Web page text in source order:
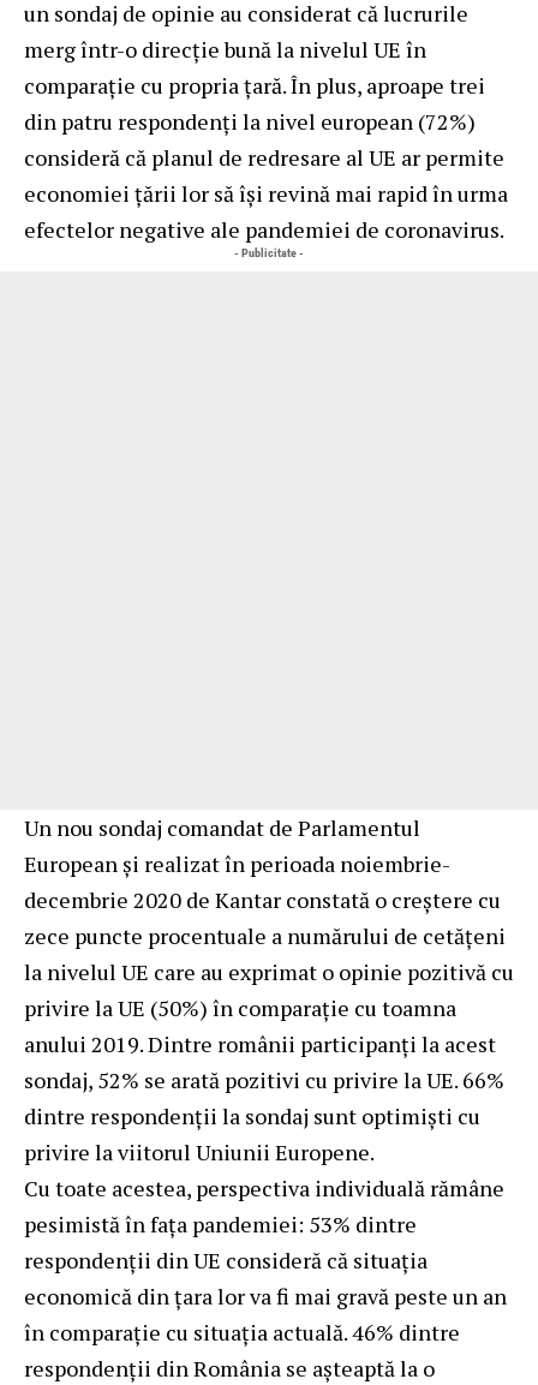
un sondaj de opinie au considerat că lucrurile
merg într-o direcție bună la nivelul UE în
comparație cu propria ţară. În plus, aproape trei
din patru respondenți la nivel european (72%)
consideră că planul de redresare al UE ar permite
economiei ţării lor să își revină mai rapid în urma
efectelor negative ale pandemiei de coronavirus.
- Publicitate -
Un nou sondaj comandat de Parlamentul
European și realizat în perioada noiembrie-
decembrie 2020 de Kantar constată o creștere cu
zece puncte procentuale a numărului de cetăţeni
la nivelul UE care au exprimat o opinie pozitivă cu
privire la UE (50%) în comparație cu toamna
anului 2019. Dintre românii participanți la acest
sondaj, 52% se arată pozitivi cu privire la UE. 66%
dintre respondenții la sondaj sunt optimiști cu
privire la viitorul Uniunii Europene.
Cu toate acestea, perspectiva individuală rămâne
pesimistă în fața pandemiei: 53% dintre
respondenții din UE consideră că situația
economică din țara lor va fi mai gravă peste un an
în comparație cu situația actuală. 46% dintre
respondenții din România se aşteaptă la o